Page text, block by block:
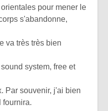
pour mener le
s'abandonne,
va très très bien
sound system, free et
Par souvenir, j'ai bien
fournira.